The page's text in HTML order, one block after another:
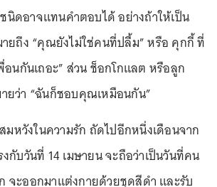
ดอาจแทนคำตอบได้ อย่างถ้าให้เป็น
ายถึง “คุณยังไม่ใช่คนที่ปลื้ม” หรือ คุกกี้ ที่
อนกันเถอะ” ส่วน ช็อกโกแลต หรือลูก
ยว่า “ฉันก็ชอบคุณเหมือนกัน”
หวังในความรัก ถัดไปอีกหนึ่งเดือนจาก
กับวันที่ 14 เมษายน จะถือว่าเป็นวันที่คน
จะออกมาแต่งกายด้วยชุดสีดำ และรับ